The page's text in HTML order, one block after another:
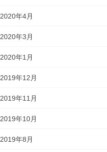
2020年4月
2020年3月
2020年1月
2019年12月
2019年11月
2019年10月
2019年8月